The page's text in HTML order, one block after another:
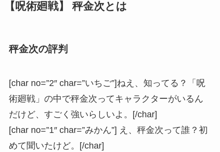
【呪術廻戦】 秤金次とは
秤金次の評判
[char no=”2″ char=”いちご”]ねえ、知ってる？「呪
術廻戦」の中で秤金次ってキャラクターがいるん
だけど、すごく強いらしいよ。[/char]
[char no=”1″ char=”みかん”] え、秤金次って誰？初
めて聞いたけど。[/char]